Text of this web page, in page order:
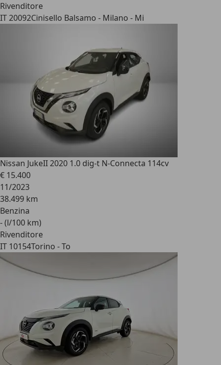
Rivenditore
IT 20092Cinisello Balsamo - Milano - Mi
Nissan JukeII 2020 1.0 dig-t N-Connecta 114cv
€ 15.400
11/2023
38.499 km
Benzina
- (l/100 km)
Rivenditore
IT 10154Torino - To